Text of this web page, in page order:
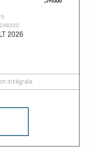
2026
Intégrale